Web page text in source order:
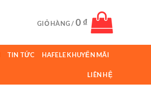
GIỎ HÀNG / 0 ₫
TIN TỨC HAFELE KHUYẾN MÃI
LIÊN HỆ